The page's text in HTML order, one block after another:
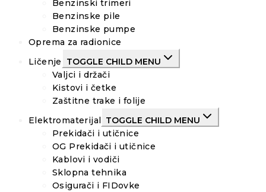
Benzinski trimeri
Benzinske pile
Benzinske pumpe
Oprema za radionice
Ličenje
TOGGLE CHILD MENU
Valjci i držači
Kistovi i četke
Zaštitne trake i folije
Elektromaterijal TOGGLE CHILD MENU
Prekidači i utičnice
OG Prekidači i utičnice
Kablovi i vodiči
Sklopna tehnika
Osigurači i FIDovke